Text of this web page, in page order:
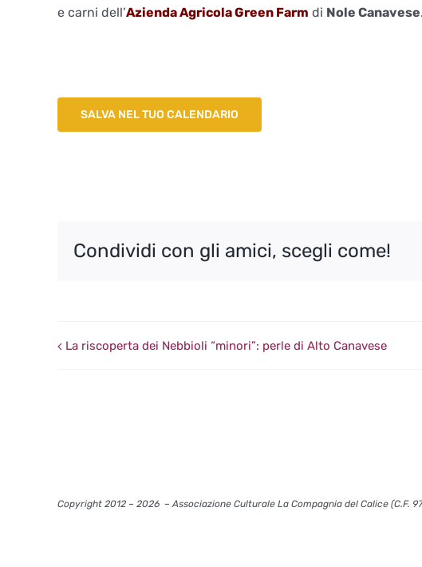
e carni dell’Azienda Agricola Green Farm di Nole Canavese.
SALVA NEL TUO CALENDARIO
Condividi con gli amici, scegli come!
La riscoperta dei Nebbioli “minori”: perle di Alto Canavese
Copyright 2012 – 2026 – Associazione Culturale La Compagnia del Calice (C.F.